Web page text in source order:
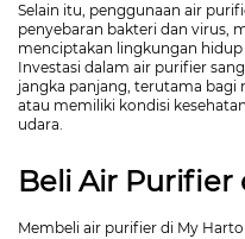
Selain itu, penggunaan air
penyebaran bakteri dan virus,
menciptakan lingkungan
Investasi dalam air purifier
jangka panjang, terutama bagi
atau memiliki kondisi
udara.
Beli Air Purifier
Membeli air purifier di My